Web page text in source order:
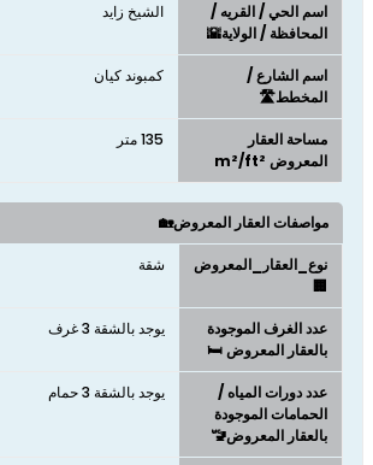
اسم الحي / القريه /
المحافظة / الولاية🌇
الشيخ زايد
اسم الشارع /
المخطط🛣️
كمبوند كيان
مساحة العقار
المعروض m²/ft²
135 متر
مواصفات العقار المعروض🏡
نوع_العقار_المعروض
🏢
شقة
عدد الغرف الموجودة
بالعقار المعروض 🛏️
يوجد بالشقة 3 غرف
عدد دورات المياه /
الحمامات الموجودة
بالعقار المعروض🚾
يوجد بالشقة 3 حمام